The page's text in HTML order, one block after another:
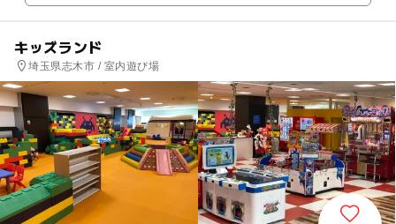
キッズランド
埼玉県志木市 / 室内遊び場